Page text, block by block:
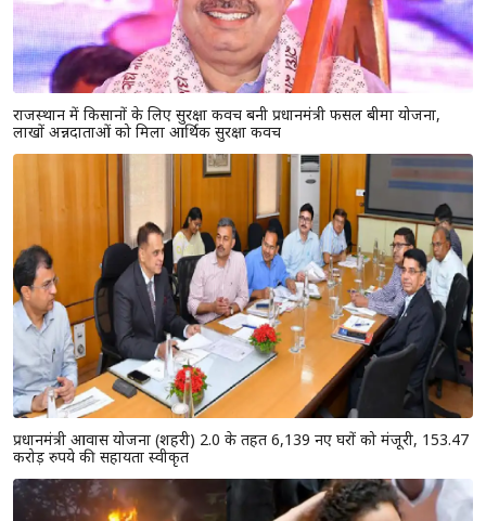
राजस्थान में किसानों के लिए सुरक्षा कवच बनी प्रधानमंत्री फसल बीमा योजना,
लाखों अन्नदाताओं को मिला आर्थिक सुरक्षा कवच
प्रधानमंत्री आवास योजना (शहरी) 2.0 के तहत 6,139 नए घरों को मंजूरी, 153.47
करोड़ रुपये की सहायता स्वीकृत